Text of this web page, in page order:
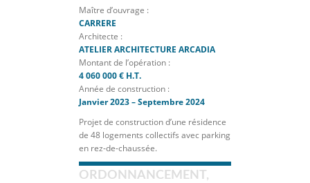
Maître d’ouvrage :
CARRERE
Architecte :
ATELIER ARCHITECTURE ARCADIA
Montant de l’opération :
4 060 000 € H.T.
Année de construction :
Janvier 2023 – Septembre 2024
Projet de construction d’une résidence
de 48 logements collectifs avec parking
en rez-de-chaussée.
ORDONNANCEMENT,